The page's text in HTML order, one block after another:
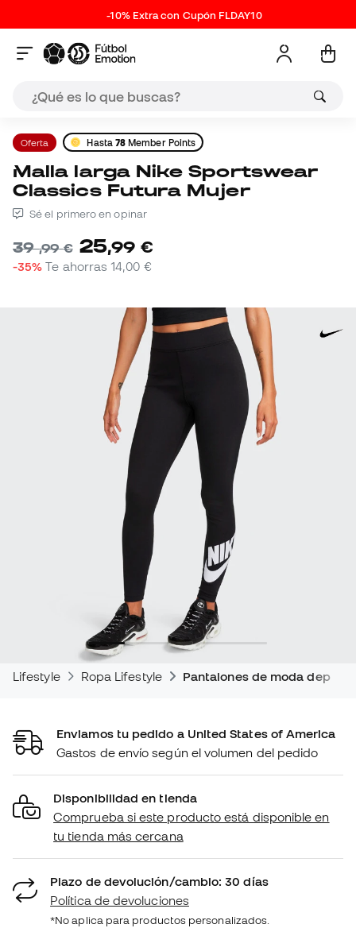
-10% Extra con Cupón FLDAY10
Oferta Hasta 78 Member Points
Malla larga Nike Sportswear
Classics Futura Mujer
Sé el primero en opinar
39,99 € 25,99 €
-35% Te ahorras14,00 €
Lifestyle Ropa Lifestyle Pantalones de moda
Enviamos tu pedido a United States of America
Gastos de envío según el volumen del pedido
Disponibilidad en tienda
Comprueba si este producto está disponible en
tu tienda más cercana
Plazo de devolución/cambio: 30 días
Política de devoluciones
*No aplica para productos personalizados.